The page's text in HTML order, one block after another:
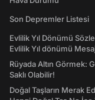
Son Depremler Listesi
Evlilik Yıl Dönümü
Evlilik Yıl dönümü
Rüyada Altın Görmek:
Saklı Olabilir!
Doğal Taşların Merak